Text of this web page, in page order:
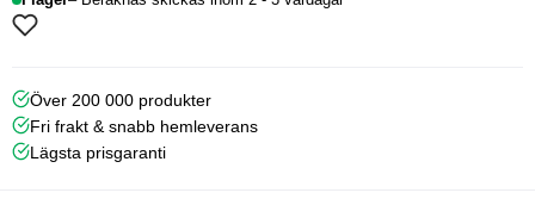
Över 200 000 produkter
Fri frakt & snabb hemleverans
Lägsta prisgaranti